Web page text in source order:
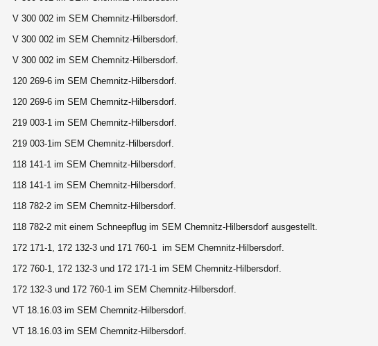
V 300 002 im SEM Chemnitz-Hilbersdorf.
V 300 002 im SEM Chemnitz-Hilbersdorf.
V 300 002 im SEM Chemnitz-Hilbersdorf.
120 269-6 im SEM Chemnitz-Hilbersdorf.
120 269-6 im SEM Chemnitz-Hilbersdorf.
219 003-1 im SEM Chemnitz-Hilbersdorf.
219 003-1im SEM Chemnitz-Hilbersdorf.
118 141-1 im SEM Chemnitz-Hilbersdorf.
118 141-1 im SEM Chemnitz-Hilbersdorf.
118 782-2 im SEM Chemnitz-Hilbersdorf.
118 782-2 mit einem Schneepflug im SEM Chemnitz-Hilbersdorf ausgestellt.
172 171-1, 172 132-3 und 171 760-1 im SEM Chemnitz-Hilbersdorf.
172 760-1, 172 132-3 und 172 171-1 im SEM Chemnitz-Hilbersdorf.
172 132-3 und 172 760-1 im SEM Chemnitz-Hilbersdorf.
VT 18.16.03 im SEM Chemnitz-Hilbersdorf.
VT 18.16.03 im SEM Chemnitz-Hilbersdorf.